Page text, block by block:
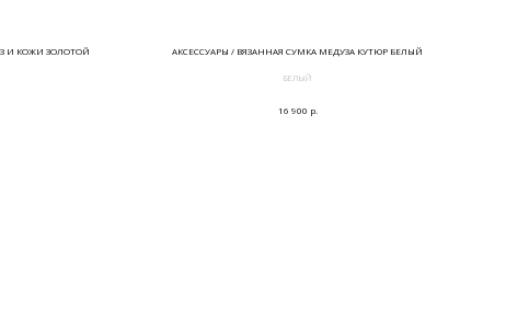
И КОЖИ ЗОЛОТОЙ АКСЕССУАРЫ / ВЯЗАННАЯ СУМКА МЕДУЗА КУТЮР БЕЛЫЙ
БЕЛЫЙ
16 900 р.